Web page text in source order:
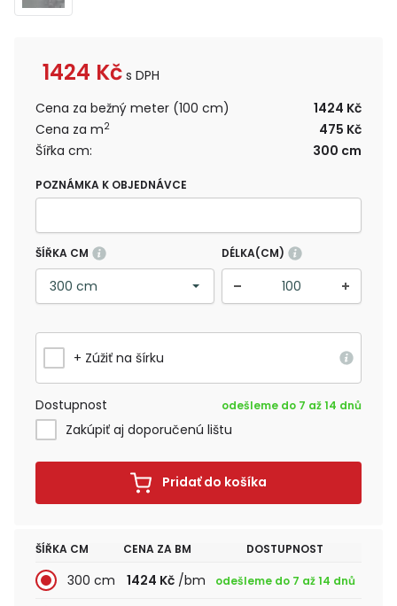
1424 Kč s DPH
Cena za bežný meter (100 cm)
1424 Kč
Cena za m2
475 Kč
Šířka cm:
300 cm
POZNÁMKA K OBJEDNÁVCE
ŠÍŘKA CM DÉLKA(CM)
+ Zúžiť na šírku
Dostupnost odešleme do 7 až 14 dnů
Zakúpiť aj doporučenú lištu
Pridať do košíka
ŠÍŘKA CM CENA ZA BM DOSTUPNOST
300 cm 1424 Kč/bm odešleme do 7 až 14 dnů